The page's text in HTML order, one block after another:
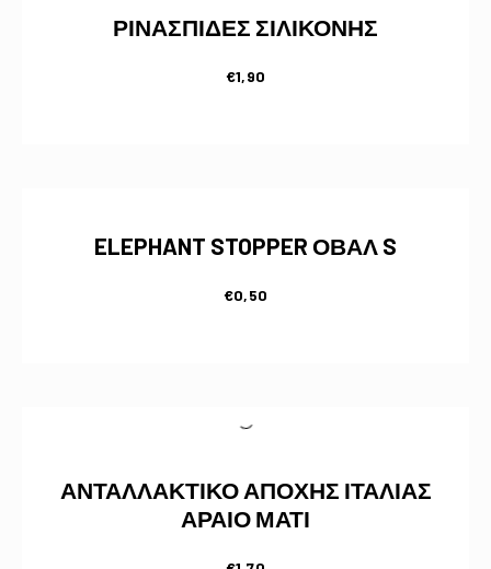
ΡΙΝΑΣΠΙΔΕΣ ΣΙΛΙΚΟΝΗΣ
€1,90
ELEPHANT STOPPER ΟΒΑΛ S
€0,50
ΑΝΤΑΛΛΑΚΤΙΚΟ ΑΠΟΧΗΣ ΙΤΑΛΙΑΣ
ΑΡΑΙΟ ΜΑΤΙ